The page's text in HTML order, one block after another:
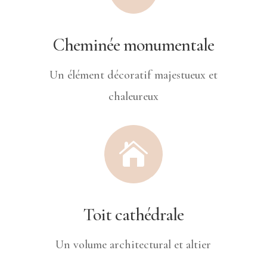
Cheminée monumentale
Un élément décoratif majestueux et
chaleureux

Toit cathédrale
Un volume architectural et altier